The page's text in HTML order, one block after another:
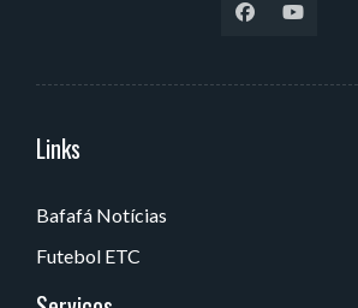
Links
Bafafá Notícias
Futebol ETC
Serviços